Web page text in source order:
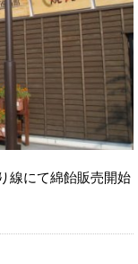
線にて綿飴販売開始